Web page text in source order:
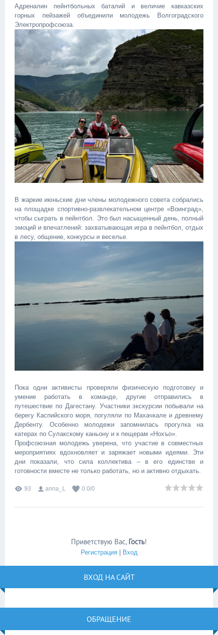
Адреналин пейнтбольных баталий и величие кавказских
горных пейзажей объединили молодежь Волгоградского
Электропрофсоюза.
В жаркие июньские дни члены молодежного совета собрались
на площадке спортивно-развлекательном центре «Воинград»,
чтобы сыграть в пейнтбол. Это был насыщенный день, полный
эмоций и впечатлений: захватывающая игра в пейнтбол, отдых
в лесу, общение, конкурсы и веселье.
Пока одни активисты проверяли физическую подготовку и
умение работать в команде, другие отправились в
путешествие по Дагестану. Участники экскурсии побывали на
берегу Каспийского моря, погуляли по Махачкале и древнему
Дербенту. Особенно молодежи запомнилась прогулка на
катерах по Сулакскому каньону и к пещерам «Нохъо».
Профсоюзная молодежь уверена, что участие в совместных
мероприятиях вдохновляет и заряжает новыми идеями. Эти
дни показали, что сила коллектива – в его единстве и
готовности вместе не только работать, но и активно отдыхать.
93 anna_L 0.0/0
Приветствую Вас, Гость!
Регистрация| Вход
ВХОД НА САЙТ
ОБРАЩЕНИЕ